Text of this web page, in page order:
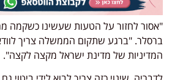
"אסור לחזור על הטעות שעשינו כשקמה
ברסלר. "ברגע שתקום הממשלה צריך
המדיניות של מדינת ישראל מקצה לקצה".